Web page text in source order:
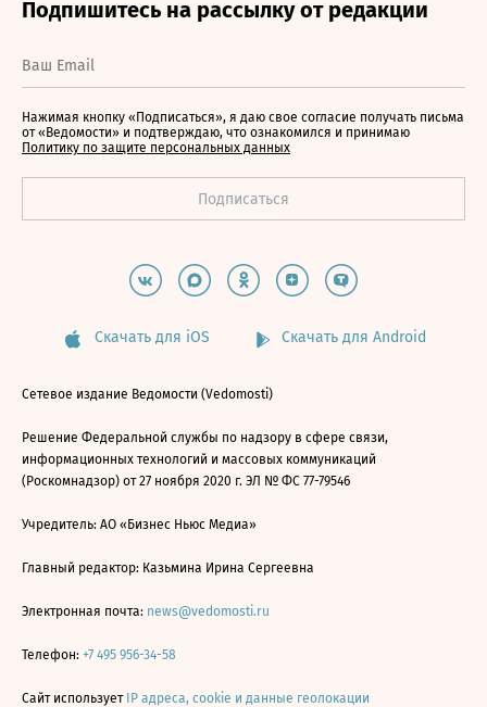
Нажимая кнопку «Подписаться», я даю свое согласие получать письма
от «Ведомости» и подтверждаю, что ознакомился и принимаю
Политику по защите персональных данных
Скачать для iOS Скачать для Android
Сетевое издание Ведомости (Vedomosti)
Решение Федеральной службы по надзору в сфере связи,
информационных технологий и массовых коммуникаций
(Роскомнадзор) от 27 ноября 2020 г. ЭЛ № ФС 77-79546
Учредитель: АО «Бизнес Ньюс Медиа»
Главный редактор: Казьмина Ирина Сергеевна
Электронная почта: news@vedomosti.ru
Телефон: +7 495 956-34-58
Сайт использует IP адреса, cookie и данные геолокации